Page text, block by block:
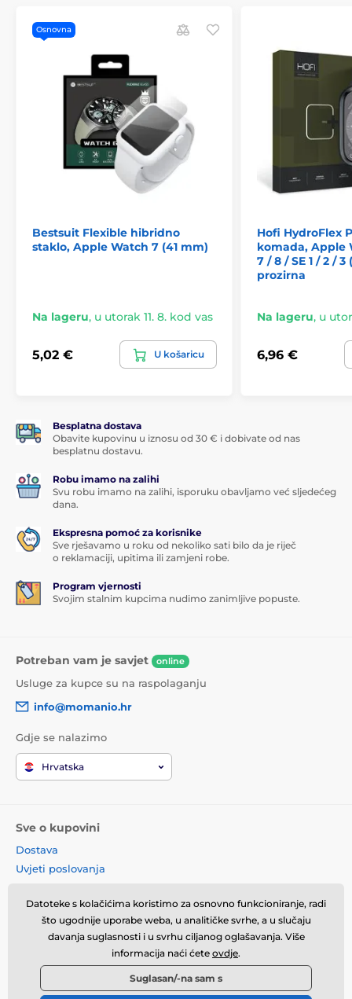
Osnovna
Bestsuit Flexible hibridno
staklo, Apple Watch 7 (41 mm)
Na lageru, u utorak 11. 8. kod vas
5,02 € U košaricu
Hofi HydroFlex
komada, Apple
7 / 8 / SE 1 / 2 /
prozirna
Na lageru, u
6,96 €
Besplatna dostava
Obavite kupovinu u iznosu od 30 € i dobivate od nas
besplatnu dostavu.
Robu imamo na zalihi
Svu robu imamo na zalihi, isporuku obavljamo već sljedećeg
dana.
Ekspresna pomoć za korisnike
Sve rješavamo u roku od nekoliko sati bilo da je riječ
o reklamaciji, upitima ili zamjeni robe.
Program vjernosti
Svojim stalnim kupcima nudimo zanimljive popuste.
Potreban vam je savjet online
Usluge za kupce su na raspolaganju
info@momanio.hr
Gdje se nalazimo
Hrvatska
Sve o kupovini
Dostava
Uvjeti poslovanja
Povrat robe
Zamjena robe
Načela o korištenju kolačića
Kontaktne informacije
Informacije o obradi osobnih
Datoteke s kolačićima koristimo za osnovno funkcioniranje, radi
što ugodnije uporabe weba, u analitičke svrhe, a u slučaju
davanja suglasnosti i u svrhu ciljanog oglašavanja. Više
informacija naći ćete ovdje.
Suglasan/-na sam s